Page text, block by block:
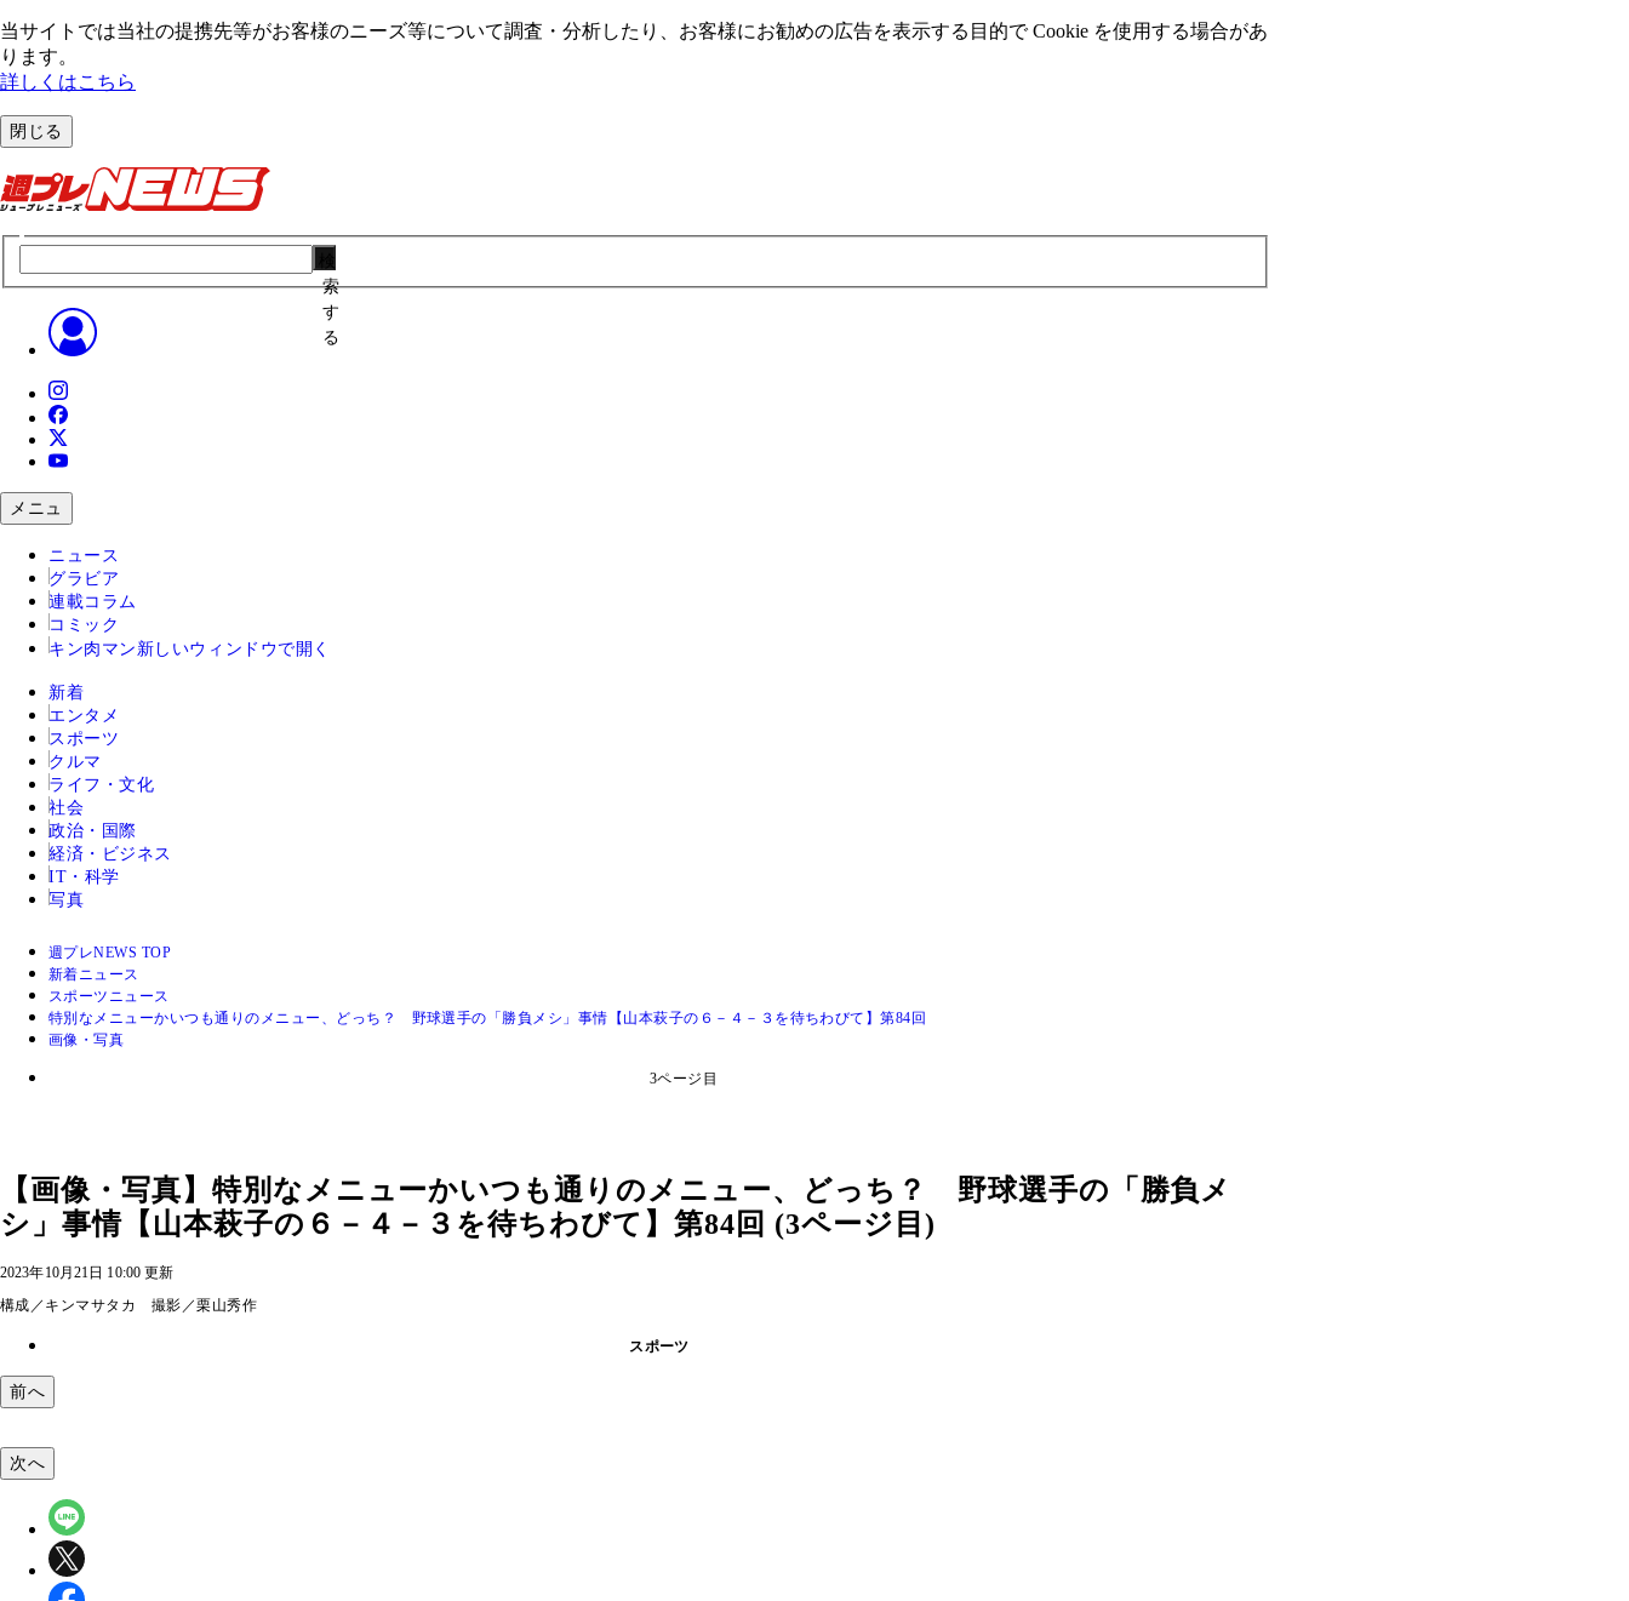
当サイトでは当社の提携先等がお客様のニーズ等について調査・分析したり、お客様にお勧めの広告を表⽰する⽬的で Cookie を使⽤する場合があ
ります。
詳しくはこちら
閉じる
索
す
る
メニュ
ニュース
グラビア
連載コラム
コミック
キン肉マン 新しいウィンドウで開く
新着
エンタメ
スポーツ
クルマ
ライフ・文化
社会
政治・国際
経済・ビジネス
IT・科学
写真
週プレNEWS TOP
新着ニュース
スポーツニュース
特別なメニューかいつも通りのメニュー、どっち？ 野球選手の「勝負メシ」事情【山本萩子の６－４－３を待ちわびて】第84回
画像・写真
3ページ目
【画像・写真】特別なメニューかいつも通りのメニュー、どっち？ 野球選手の「勝負メ
シ」事情【山本萩子の６－４－３を待ちわびて】第84回 (3ページ目)
2023年10月21日 10:00 更新
構成／キンマサタカ 撮影／栗山秀作
スポーツ
前へ
次へ